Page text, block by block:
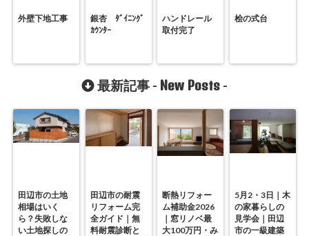
外壁下地工事
銀杏 ﾀﾞｲﾆﾝｸﾞ
ｶｳﾝﾀｰ
ハンドレール
取付完了
桧の式台
最新記事 - New Posts -
田辺市の土地
相場はいく
ら？失敗しな
い土地探しの
田辺市の耐震
リフォーム完
全ガイド｜無
料耐震診断と
断熱リフォー
ム補助金2026
｜窓リノベ最
大100万円・み
5月2・3日｜木
の家暮らしの
見学会｜田辺
市の一級建築